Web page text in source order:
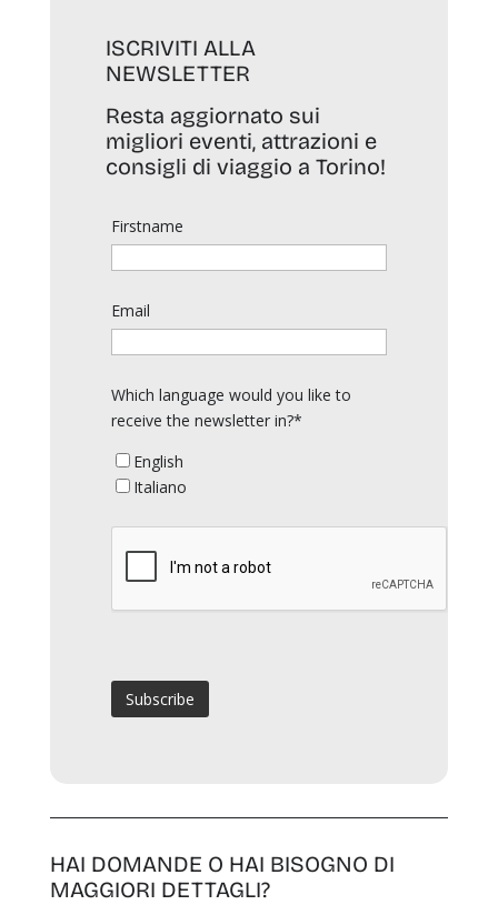
ISCRIVITI ALLA
NEWSLETTER
Resta aggiornato sui
migliori eventi, attrazioni e
consigli di viaggio a Torino!
Firstname
Email
Which language would you like to
receive the newsletter in?*
English
Italiano
HAI DOMANDE O HAI BISOGNO DI
MAGGIORI DETTAGLI?